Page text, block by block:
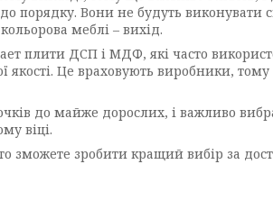
порядку. Вони не будуть виконувати
меблі – вихід.
плити ДСП і МДФ, які часто
якості. Це враховують виробники,
до майже дорослих, і важливо
віці.
зможете зробити кращий вибір за